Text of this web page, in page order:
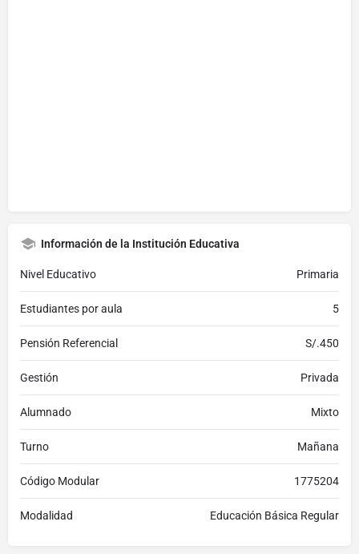
Información de la Institución Educativa
Nivel Educativo Primaria
Estudiantes por aula 5
Pensión Referencial S/.450
Gestión Privada
Alumnado Mixto
Turno Mañana
Código Modular 1775204
Modalidad Educación Básica Regular